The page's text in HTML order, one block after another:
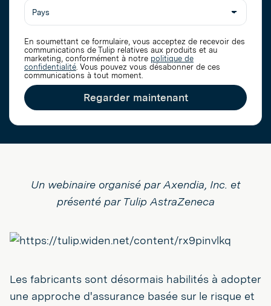
En soumettant ce formulaire, vous acceptez de recevoir des
communications de Tulip relatives aux produits et au
marketing, conformément à notre politique de
confidentialité. Vous pouvez vous désabonner de ces
communications à tout moment.
Regarder maintenant
Un webinaire organisé par Axendia, Inc. et
présenté par Tulip AstraZeneca
Les fabricants sont désormais habilités à adopter
une approche d'assurance basée sur le risque et